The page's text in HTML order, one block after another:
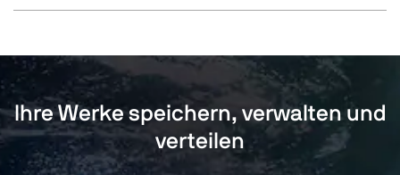
Ihre Werke speichern, verwalten und
verteilen